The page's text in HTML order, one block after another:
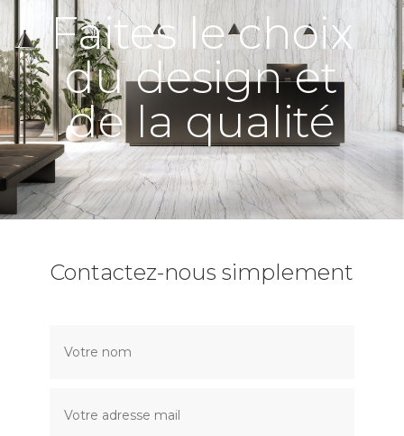
Faites le choix
du design et
de la qualité
Contactez-nous simplement